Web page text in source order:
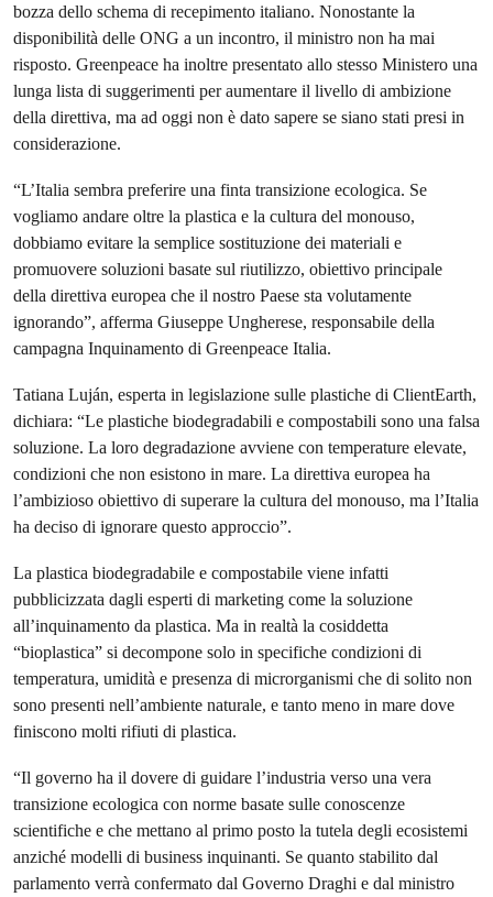
bozza dello schema di recepimento italiano. Nonostante la
disponibilità delle ONG a un incontro, il ministro non ha mai
risposto. Greenpeace ha inoltre presentato allo stesso Ministero una
lunga lista di suggerimenti per aumentare il livello di ambizione
della direttiva, ma ad oggi non è dato sapere se siano stati presi in
considerazione.
“L’Italia sembra preferire una finta transizione ecologica. Se
vogliamo andare oltre la plastica e la cultura del monouso,
dobbiamo evitare la semplice sostituzione dei materiali e
promuovere soluzioni basate sul riutilizzo, obiettivo principale
della direttiva europea che il nostro Paese sta volutamente
ignorando”, afferma Giuseppe Ungherese, responsabile della
campagna Inquinamento di Greenpeace Italia.
Tatiana Luján, esperta in legislazione sulle plastiche di ClientEarth,
dichiara: “Le plastiche biodegradabili e compostabili sono una falsa
soluzione. La loro degradazione avviene con temperature elevate,
condizioni che non esistono in mare. La direttiva europea ha
l’ambizioso obiettivo di superare la cultura del monouso, ma l’Italia
ha deciso di ignorare questo approccio”.
La plastica biodegradabile e compostabile viene infatti
pubblicizzata dagli esperti di marketing come la soluzione
all’inquinamento da plastica. Ma in realtà la cosiddetta
“bioplastica” si decompone solo in specifiche condizioni di
temperatura, umidità e presenza di microrganismi che di solito non
sono presenti nell’ambiente naturale, e tanto meno in mare dove
finiscono molti rifiuti di plastica.
“Il governo ha il dovere di guidare l’industria verso una vera
transizione ecologica con norme basate sulle conoscenze
scientifiche e che mettano al primo posto la tutela degli ecosistemi
anziché modelli di business inquinanti. Se quanto stabilito dal
parlamento verrà confermato dal Governo Draghi e dal ministro